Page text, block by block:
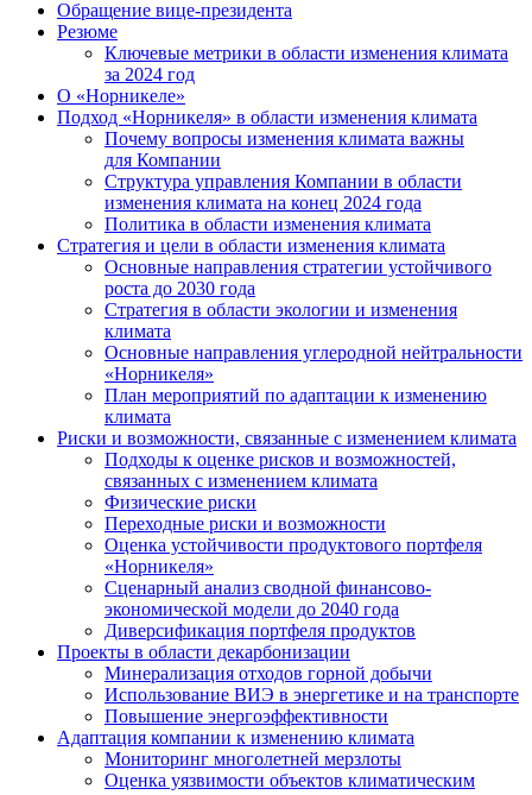
Обращение вице-президента
Резюме
Ключевые метрики в области изменения климата
за 2024 год
О «Норникеле»
Подход «Норникеля» в области изменения климата
Почему вопросы изменения климата важны
для Компании
Структура управления Компании в области
изменения климата на конец 2024 года
Политика в области изменения климата
Стратегия и цели в области изменения климата
Основные направления стратегии устойчивого
роста до 2030 года
Стратегия в области экологии и изменения
климата
Основные направления углеродной нейтральности
«Норникеля»
План мероприятий по адаптации к изменению
климата
Риски и возможности, связанные с изменением климата
Подходы к оценке рисков и возможностей,
связанных с изменением климата
Физические риски
Переходные риски и возможности
Оценка устойчивости продуктового портфеля
«Норникеля»
Сценарный анализ сводной финансово-
экономической модели до 2040 года
Диверсификация портфеля продуктов
Проекты в области декарбонизации
Минерализация отходов горной добычи
Использование ВИЭ в энергетике и на транспорте
Повышение энергоэффективности
Адаптация компании к изменению климата
Мониторинг многолетней мерзлоты
Оценка уязвимости объектов климатическим